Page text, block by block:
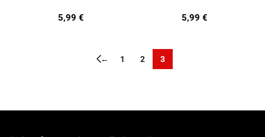
5,99 € 5,99 €
← 1 2 3